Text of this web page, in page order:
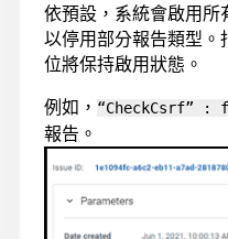
依預設，系統會啟用
以停用部分報告類型。
位將保持啟用狀態。
例如， “CheckCsrf” :
報告。